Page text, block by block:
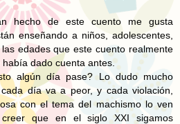
hecho de este cuento me gusta
enseñando a niños, adolescentes,
edades que este cuento realmente
dado cuenta antes.
algún día pase? Lo dudo mucho
día va a peor, y cada violación,
con el tema del machismo lo ven
que en el siglo XXI sigamos